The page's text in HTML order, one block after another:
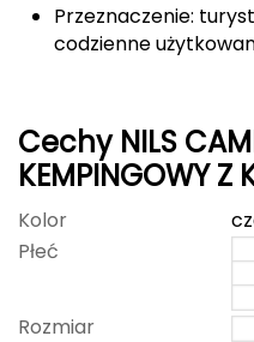
GSI Outdoors
Gerber
Giant Dragon
Gilmonte
Giro
Przeznaczenie:
codzienne
Cechy NILS
KEMPINGOWY Z
330 ML STAL
Kolor
Płeć
Rozmiar